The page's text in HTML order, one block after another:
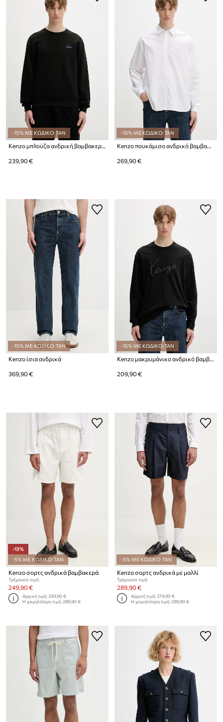
-15% ΜΕ ΚΩΔΙΚΟ: TAN
Kenzo μπλούζα ανδρική βαμβακερή
239,90 €
-15% ΜΕ ΚΩΔΙΚΟ: TAN
Kenzo πουκάμισο ανδρικό βαμβακερό
269,90 €
-15% ΜΕ ΚΩΔΙΚΟ: TAN
Kenzo ίσια ανδρικά
369,90 €
-15% ΜΕ ΚΩΔΙΚΟ: TAN
Kenzo μακρυμάνικο ανδρικό βαμβακερό
209,90 €
-13%
-5% ΜΕ ΚΩΔΙΚΟ: TAN
Kenzo σορτς ανδρικά βαμβακερά
Τρέχουσα τιμή:
249,90 €
Αρχική τιμή:339,90 €
Η χαμηλότερη τιμή:289,90 €
-5% ΜΕ ΚΩΔΙΚΟ: TAN
Kenzo σορτς ανδρικά με μαλλί
Τρέχουσα τιμή:
289,90 €
Αρχική τιμή:379,90 €
Η χαμηλότερη τιμή:299,90 €